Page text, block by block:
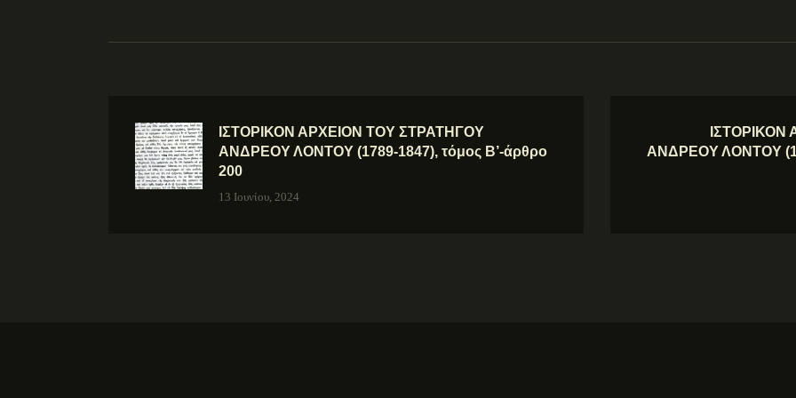
ΙΣΤΟΡΙΚΟΝ ΑΡΧΕΙΟΝ ΤΟΥ ΣΤΡΑΤΗΓΟΥ
ΑΝΔΡΕΟΥ ΛΟΝΤΟΥ (1789-1847), τόμος Β’-άρθρο
200
13 Ιουνίου, 2024
ΑΝΔΡΕΟΥ ΛΟΝΤΟΥ